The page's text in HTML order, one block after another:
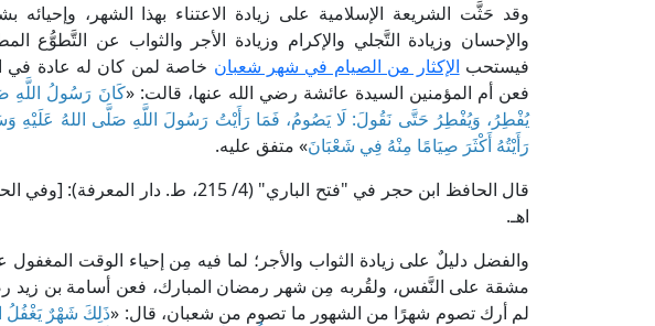
وقد حَثَّت الشريعة الإسلامية على زيادة الاعتناء بهذا الشهر،
والإحسان وزيادة التَّجلي والإكرام وزيادة الأجر والثواب عن التَّطوُّع
فيستحب الإكثار من الصيام في شهر شعبان خاصة لمن كان له عادة في
فعن أم المؤمنين السيدة عائشة رضي الله عنها، قالت: «كَانَ رَسُولُ اللَّهِ
يُفْطِرُ، وَيُفْطِرُ حَتَّى نَقُولَ: لَا يَصُومُ، فَمَا رَأَيْتُ رَسُولَ اللَّهِ صَلَّى اللهُ عَلَيْهِ
رَأَيْتُهُ أَكْثَرَ صِيَامًا مِنْهُ فِي شَعْبَانَ» متفق عليه.
قال الحافظ ابن حجر في "فتح الباري" (4/ 215، ط. دار المعرفة): [وفي الحديث دليلٌ على
اهـ.
والفضل دليلٌ على زيادة الثواب والأجر؛ لما فيه مِن إحياء الوقت المغفول
مشقة على النَّفس، ولقُربه مِن شهر رمضان المبارك، فعن أسامة بن زيد
لم أرك تصوم شهرًا من الشهور ما تصوم من شعبان، قال: «ذَلِكَ شَهْرٌ يَغْفُلُ